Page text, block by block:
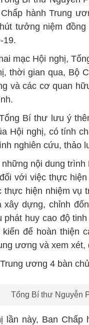
hành Trung
tưởng niệm
19.
mạc Hội nghị,
thời gian qua, Bộ
và các cơ quan
Bí thư lưu ý
Hội nghị, có tính
nghiên cứu, thảo
những nội dung
với việc thực
thực hiện nhiệm vụ
xây dựng, chỉnh
phát huy cao độ
kiến để hoàn thiện
ương và xem
Tổng Bí thư Nguyễn
lần này, Ban Chấp